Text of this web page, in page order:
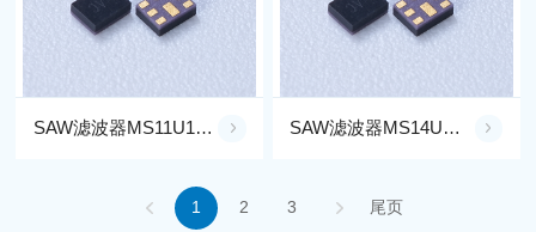
SAW滤波器MS11U1G90-RX39C SAW滤波器MS14U2G59-TX41FE
1 2 3 尾页